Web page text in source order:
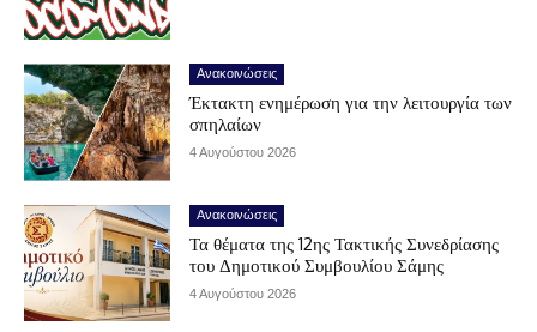
Ανακοινώσεις
Έκτακτη ενημέρωση για την λειτουργία των
σπηλαίων
4 Αυγούστου 2026
Ανακοινώσεις
Τα θέματα της 12ης Τακτικής Συνεδρίασης
του Δημοτικού Συμβουλίου Σάμης
4 Αυγούστου 2026